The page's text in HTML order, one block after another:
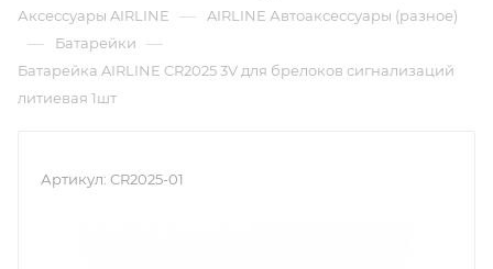
Аксессуары AIRLINE — AIRLINE Автоаксессуары (разное)
— Батарейки —
Батарейка AIRLINE CR2025 3V для брелоков сигнализаций
литиевая 1шт
Артикул: CR2025-01